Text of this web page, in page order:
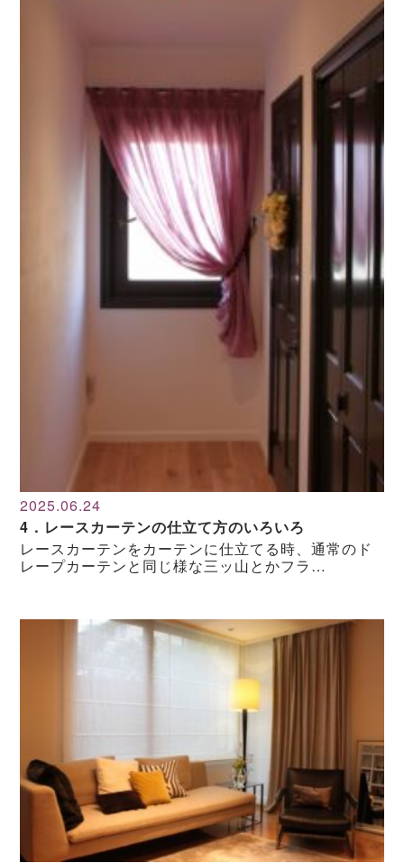
2025.06.24
4．レースカーテンの仕立て方のいろいろ
レースカーテンをカーテンに仕立てる時、通常のド
レープカーテンと同じ様な三ッ山とかフラ…